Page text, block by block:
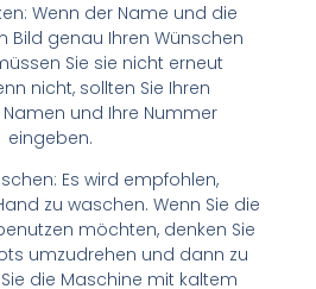
Wenn der Name und die
Bild genau Ihren Wünschen
Sie sie nicht erneut
nicht, sollten Sie Ihren
und Ihre Nummer
eingeben.
Es wird empfohlen,
zu waschen. Wenn Sie die
möchten, denken Sie
umzudrehen und dann zu
die Maschine mit kaltem